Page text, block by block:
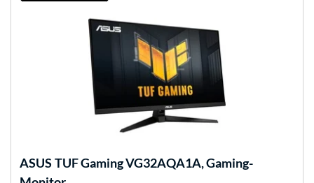
ASUS TUF Gaming VG32AQA1A, Gaming-